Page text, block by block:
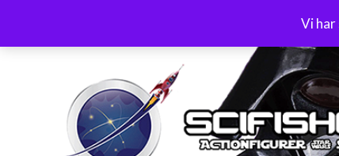
Vi har
innehåll
Öppet köp 30 dagar